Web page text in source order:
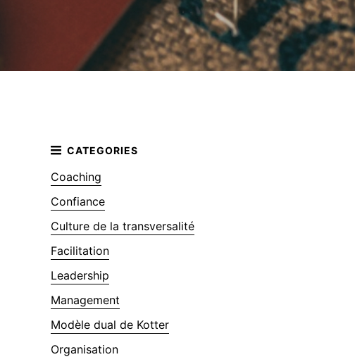
Coaching
Confiance
Culture de la transversalité
Facilitation
Leadership
Management
Modèle dual de Kotter
Organisation